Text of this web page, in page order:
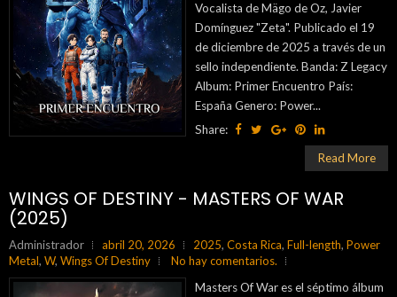
Vocalista de Mägo de Oz, Javier
Domínguez "Zeta". Publicado el 19
de diciembre de 2025 a través de un
sello independiente. Banda: Z Legacy
Album: Primer Encuentro País:
España Genero: Power...
Share:
Read More
WINGS OF DESTINY - MASTERS OF WAR
(2025)
Administrador abril 20, 2026 2025, Costa Rica, Full-length, Power
Metal, W, Wings Of Destiny
No hay comentarios.
Masters Of War es el séptimo álbum